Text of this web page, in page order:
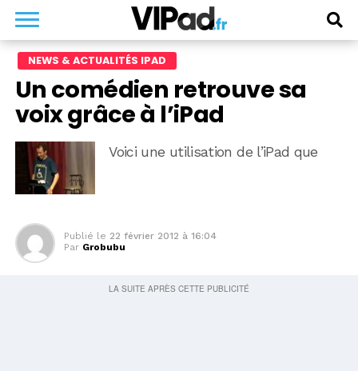
NEWS & ACTUALITÉS IPAD
Un comédien retrouve sa
voix grâce à l’iPad
Voici une utilisation de l’iPad que
Publié le 22 février 2012 à 16:04
Par Grobubu